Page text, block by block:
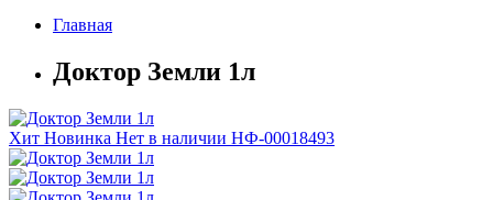
Главная
Доктор Земли 1л
Хит Новинка Нет в наличии НФ-00018493